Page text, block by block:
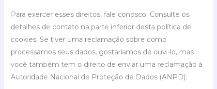
Para exercer esses direitos, fale conosco. Consulte os
detalhes de contato na parte inferior desta política de
cookies. Se tiver uma reclamação sobre como
processamos seus dados, gostaríamos de ouvi-lo, mas
você também tem o direito de enviar uma reclamação à
Autoridade Nacional de Proteção de Dados (ANPD):